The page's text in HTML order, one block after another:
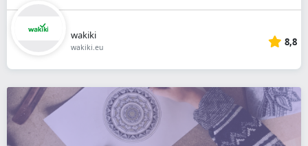
wakiki
wakiki.eu 8,8